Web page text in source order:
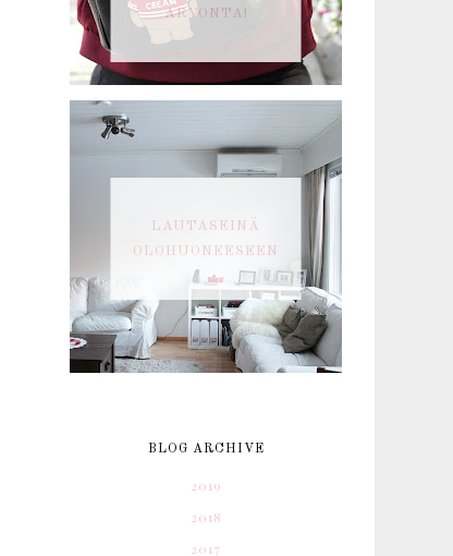
ARVONTA!
LAUTASEINÄ
OLOHUONEESEEN
BLOG ARCHIVE
2019
2018
2017